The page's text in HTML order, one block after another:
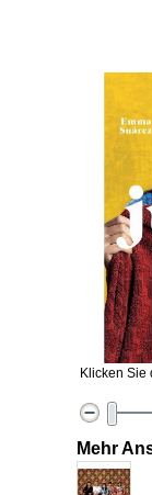
Klicken Sie
Mehr